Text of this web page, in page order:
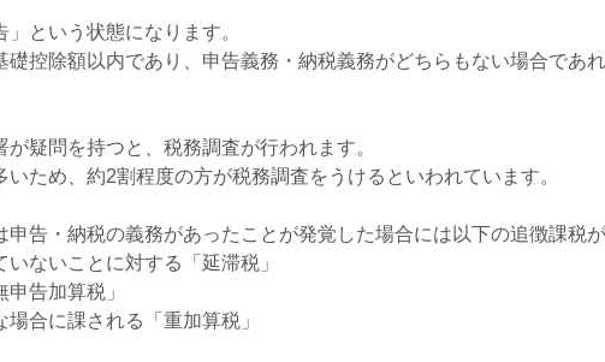
という状態になります。
礎控除額以内であり、申告義務・納税義務がどちらもない場合であ
が疑問を持つと、税務調査が行われます。
ため、約2割程度の方が税務調査をうけるといわれています。
告・納税の義務があったことが発覚した場合には以下の追徴課税が
ないことに対する「延滞税」
告加算税」
合に課される「重加算税」